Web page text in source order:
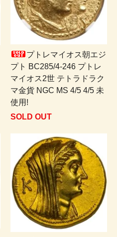
プトレマイオス朝エジ
プト BC285/4-246 プトレ
マイオス2世 テトラドラク
マ金貨 NGC MS 4/5 4/5 未
使用!
SOLD OUT